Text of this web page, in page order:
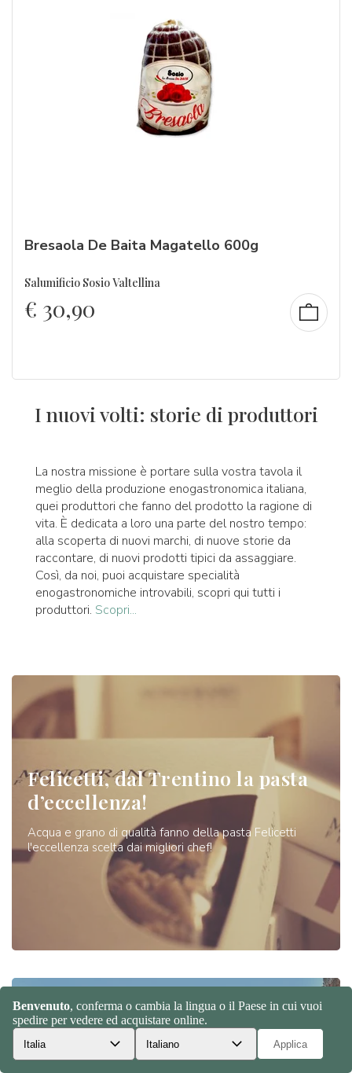
Bresaola De Baita Magatello 600g
Salumificio Sosio Valtellina
€ 30,90
I nuovi volti: storie di produttori
La nostra missione è portare sulla vostra tavola il
meglio della produzione enogastronomica italiana,
quei produttori che fanno del prodotto la ragione di
vita. È dedicata a loro una parte del nostro tempo:
alla scoperta di nuovi marchi, di nuove storie da
raccontare, di nuovi prodotti tipici da assaggiare.
Così, da noi, puoi acquistare specialità
enogastronomiche introvabili, scopri qui tutti i
produttori. Scopri...
Felicetti, dal Trentino la pasta
d’eccellenza!
Acqua e grano di qualità fanno della pasta Felicetti
l'eccellenza scelta dai migliori chef!
Scopriamo il brand Fratelli